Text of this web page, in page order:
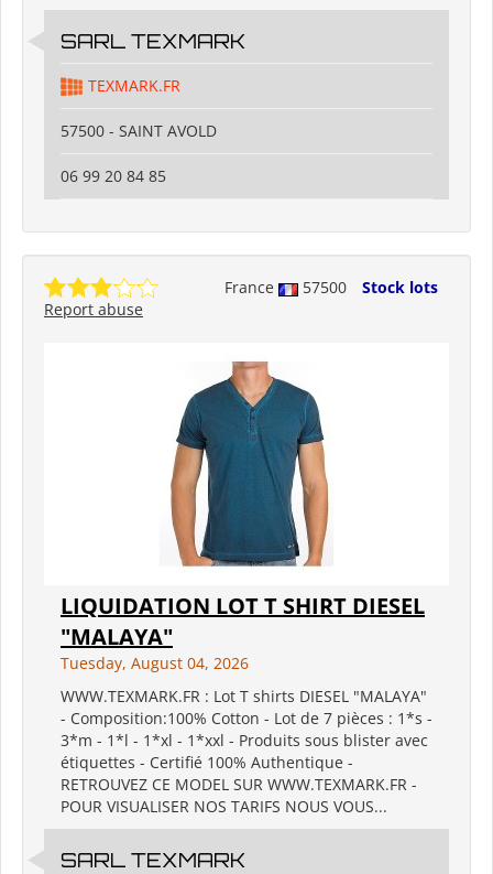
SARL TEXMARK
TEXMARK.FR
57500 - SAINT AVOLD
06 99 20 84 85
France 57500
Stock lots
Report abuse
LIQUIDATION LOT T SHIRT DIESEL
"MALAYA"
Tuesday, August 04, 2026
WWW.TEXMARK.FR : Lot T shirts DIESEL "MALAYA"
- Composition:100% Cotton - Lot de 7 pièces : 1*s -
3*m - 1*l - 1*xl - 1*xxl - Produits sous blister avec
étiquettes - Certifié 100% Authentique -
RETROUVEZ CE MODEL SUR WWW.TEXMARK.FR -
POUR VISUALISER NOS TARIFS NOUS VOUS...
SARL TEXMARK